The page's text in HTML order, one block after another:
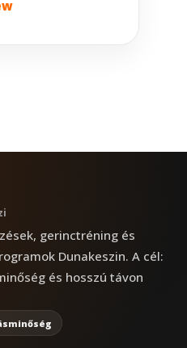
gerinctréning és
Dunakeszin. A cél:
és hosszú távon